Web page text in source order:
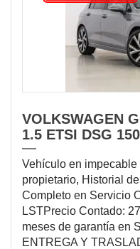
VOLKSWAGEN
1.5 ETSI DSG
Vehículo en
propietario, Historial
Completo en Servicio
LSTPrecio Contado:
meses de garantía en
ENTREGA Y